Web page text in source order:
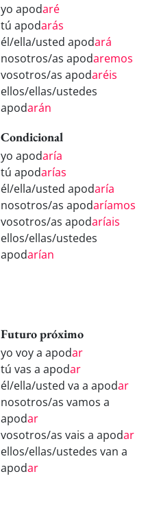
yo apodaré
tú apodarás
él/ella/usted apodará
nosotros/as apodaremos
vosotros/as apodaréis
ellos/ellas/ustedes
apodarán
Condicional
yo apodaría
tú apodarías
él/ella/usted apodaría
nosotros/as apodaríamos
vosotros/as apodaríais
ellos/ellas/ustedes
apodarían
Futuro próximo
yo voy a apodar
tú vas a apodar
él/ella/usted va a apodar
nosotros/as vamos a
apodar
vosotros/as vais a apodar
ellos/ellas/ustedes van a
apodar